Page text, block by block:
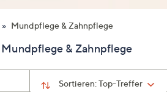
Mundpflege & Zahnpflege
& Zahnpflege
Sortieren:Top-Treffer